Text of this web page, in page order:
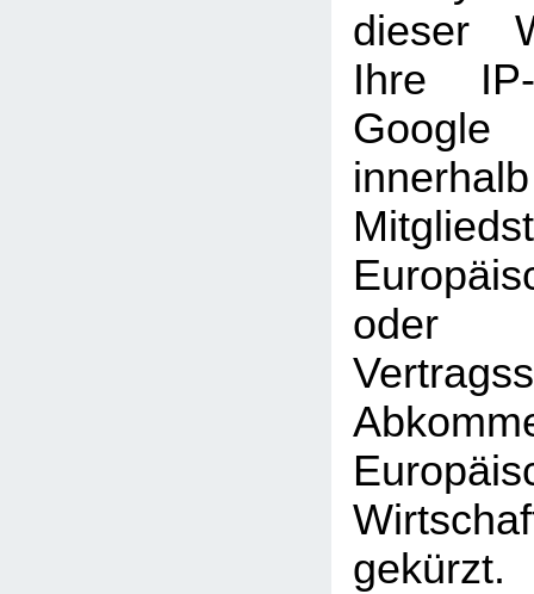
dieser
Ihre
oder
gekürzt.